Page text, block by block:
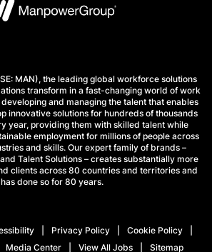
MAN), the leading global workforce solutions
transform in a fast-changing world of work
and managing the talent that enables
innovative solutions for hundreds of thousands
year, providing them with skilled talent while
employment for millions of people across
and skills. Our expert family of brands –
Talent Solutions – creates substantially more
clients across 80 countries and territories and
has done so for 80 years.
Privacy Policy Cookie Policy
Media Center View All Jobs Sitemap